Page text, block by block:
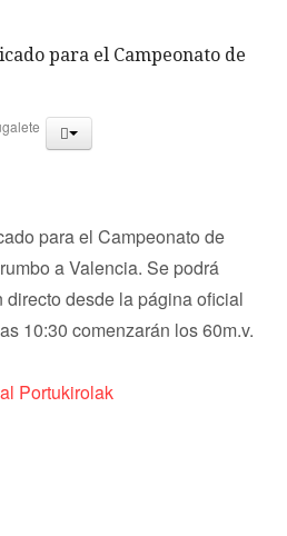
para el Campeonato de
para el Campeonato de
a Valencia. Se podrá
desde la página oficial
10:30 comenzarán los 60m.v.
Portukirolak